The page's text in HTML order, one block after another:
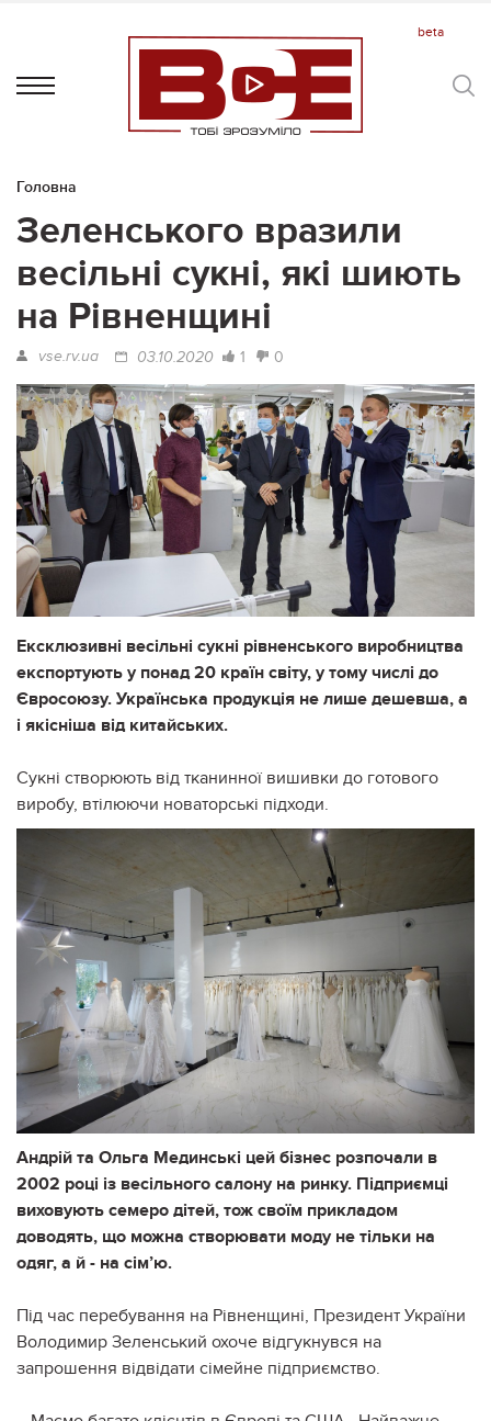
Головна
Зеленського вразили
весільні сукні, які шиють
на Рівненщині
vse.rv.ua 03.10.2020 1 0
Ексклюзивні весільні сукні рівненського виробництва
експортують у понад 20 країн світу, у тому числі до
Євросоюзу. Українська продукція не лише дешевша, а
і якісніша від китайських.
Сукні створюють від тканинної вишивки до готового
виробу, втілюючи новаторські підходи.
Андрій та Ольга Мединські цей бізнес розпочали в
2002 році із весільного салону на ринку. Підприємці
виховують семеро дітей, тож своїм прикладом
доводять, що можна створювати моду не тільки на
одяг, а й - на сім’ю.
Під час перебування на Рівненщині, Президент України
Володимир Зеленський охоче відгукнувся на
запрошення відвідати сімейне підприємство.